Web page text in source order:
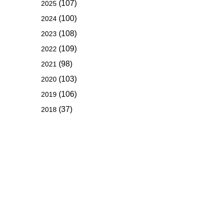
2025 (107)
2024 (100)
2023 (108)
2022 (109)
2021 (98)
2020 (103)
2019 (106)
2018 (37)